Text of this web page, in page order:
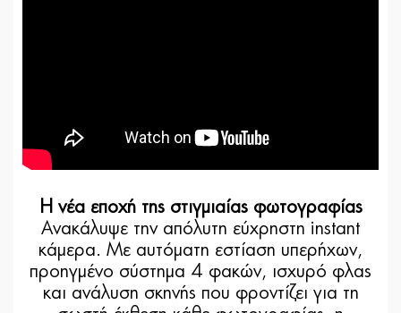
Η νέα εποχή της στιγμιαίας φωτογραφίας
Ανακάλυψε την απόλυτη εύχρηστη instant
κάμερα. Με αυτόματη εστίαση υπερήχων,
προηγμένο σύστημα 4 φακών, ισχυρό φλας
και ανάλυση σκηνής που φροντίζει για τη